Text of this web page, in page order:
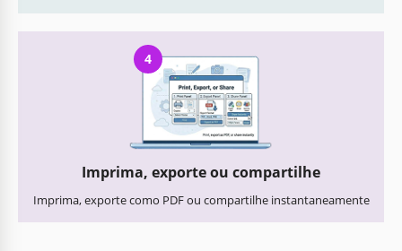
4
Imprima, exporte ou compartilhe
Imprima, exporte como PDF ou compartilhe instantaneamente